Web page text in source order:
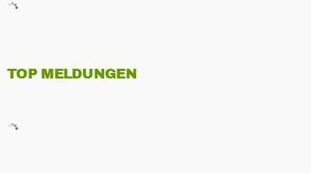
TOP MELDUNGEN